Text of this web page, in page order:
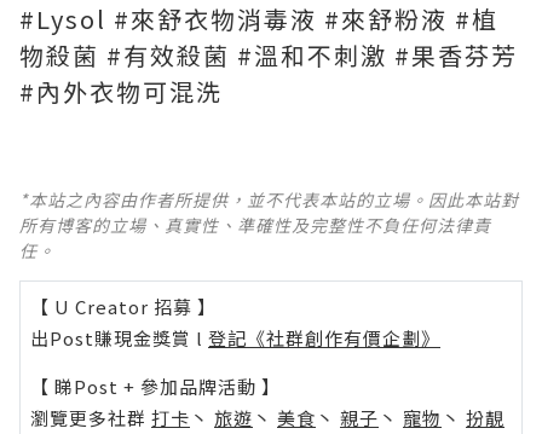
#Lysol #來舒衣物消毒液 #來舒粉液 #植
物殺菌 #有效殺菌 #溫和不刺激 #果香芬芳
#內外衣物可混洗
*本站之內容由作者所提供，並不代表本站的立場。因此本站對
所有博客的立場、真實性、準確性及完整性不負任何法律責
任。
【 U Creator 招募 】
出Post賺現金獎賞 l 登記《社群創作有價企劃》
【 睇Post + 參加品牌活動 】
瀏覽更多社群 打卡 丶 旅遊 丶 美食 丶 親子 丶 寵物 丶 扮靚